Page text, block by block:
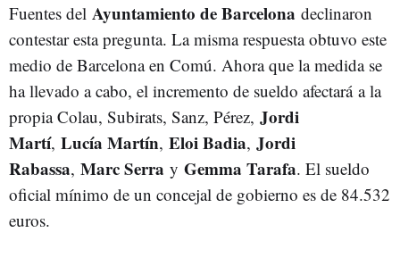
Fuentes del Ayuntamiento de Barcelona declinaron
contestar esta pregunta. La misma respuesta obtuvo este
medio de Barcelona en Comú. Ahora que la medida se
ha llevado a cabo, el incremento de sueldo afectará a la
propia Colau, Subirats, Sanz, Pérez, Jordi
Martí, Lucía Martín, Eloi Badia, Jordi
Rabassa, Marc Serra y Gemma Tarafa. El sueldo
oficial mínimo de un concejal de gobierno es de 84.532
euros.